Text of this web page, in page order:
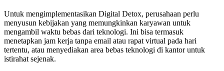
Untuk mengimplementasikan Digital Detox, perusahaan perlu
menyusun kebijakan yang memungkinkan karyawan untuk
mengambil waktu bebas dari teknologi. Ini bisa termasuk
menetapkan jam kerja tanpa email atau rapat virtual pada hari
tertentu, atau menyediakan area bebas teknologi di kantor untuk
istirahat sejenak.